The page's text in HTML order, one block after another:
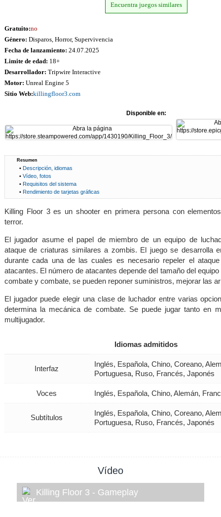
Encuentra juegos similares
Gratuito:no
Género: Disparos, Horror, Supervivencia
Fecha de lanzamiento: 24.07.2025
Limite de edad: 18+
Desarrollador: Tripwire Interactive
Motor: Unreal Engine 5
Sitio Web:killingfloor3.com
Disponible en:
Resumen
• Descripción, idiomas
• Vídeo, fotos
• Requisitos del sistema
• Rendimiento de tarjetas gráficas
Killing Floor 3 es un shooter en primera persona con
terror.
El jugador asume el papel de miembro de un equipo de
ataque de criaturas similares a zombis. El juego se desarrolla
durante cada una de las cuales es necesario repeler el
atacantes. El número de atacantes depende del tamaño del
combate y combate, se pueden reponer suministros, mejorar las
El jugador puede elegir una clase de luchador entre varias
determina la mecánica de combate. Se puede jugar tanto en
multijugador.
Idiomas admitidos
Interfaz
Inglés, Española, Chino, Coreano,
Portuguesa, Ruso, Francés, Japonés
Voces Inglés, Española, Chino, Alemán,
Subtítulos
Inglés, Española, Chino, Coreano,
Portuguesa, Ruso, Francés, Japonés
Vídeo
Killing Floor 3 - Gameplay